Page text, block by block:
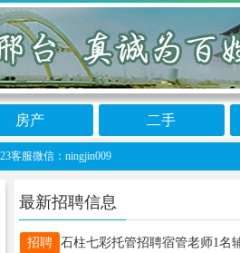
房产 二手
微信：ningjin009
最新招聘信息
招聘